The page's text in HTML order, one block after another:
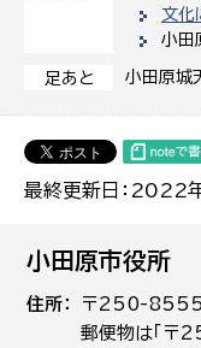
文化
小田
足あと 小田原城
最終更新日：2022
小田原市役所
住所
〒250-8555
郵便物は「〒